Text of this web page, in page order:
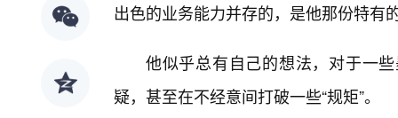
出色的业务能力并存的，是他那份特有
他似乎总有自己的想法，对于一
疑，甚至在不经意间打破一些“规矩”。